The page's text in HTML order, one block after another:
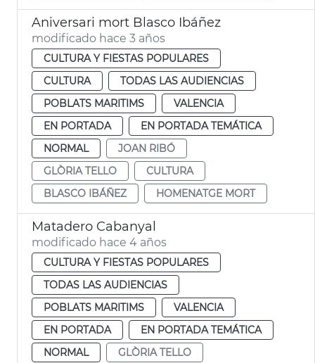
Aniversari mort Blasco Ibáñez
modificado hace 3 años
CULTURA Y FIESTAS POPULARES
CULTURA
TODAS LAS AUDIENCIAS
POBLATS MARITIMS
VALENCIA
EN PORTADA
EN PORTADA TEMÁTICA
NORMAL
JOAN RIBÓ
GLÒRIA TELLO
CULTURA
BLASCO IBÁÑEZ
HOMENATGE MORT
Matadero Cabanyal
modificado hace 4 años
CULTURA Y FIESTAS POPULARES
TODAS LAS AUDIENCIAS
POBLATS MARITIMS
VALENCIA
EN PORTADA
EN PORTADA TEMÁTICA
NORMAL
GLÒRIA TELLO